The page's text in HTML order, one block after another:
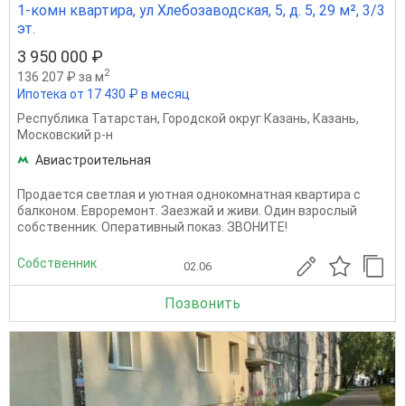
1-комн квартира, ул Хлебозаводская, 5, д. 5, 29 м², 3/3
эт.
3 950 000 ₽
136 207 ₽ за м2
Ипотека от 17 430 ₽ в месяц
Республика Татарстан, Городской округ Казань, Казань,
Московский р-н
Авиастроительная
Продается светлая и уютная однокомнатная квартира с
балконом. Евроремонт. Заезжай и живи. Один взрослый
собственник. Оперативный показ. ЗВОНИТЕ!
Собственник 02.06
Позвонить